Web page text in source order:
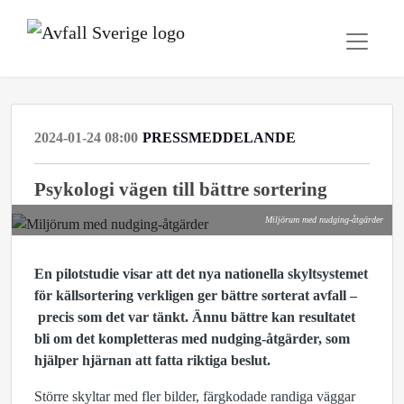
2024-01-24 08:00 PRESSMEDDELANDE
Psykologi vägen till bättre sortering
Miljörum med nudging-åtgärder
En pilotstudie visar att det nya nationella skyltsystemet
för källsortering verkligen ger bättre sorterat avfall –
precis som det var tänkt. Ännu bättre kan resultatet
bli om det kompletteras med nudging-åtgärder, som
hjälper hjärnan att fatta riktiga beslut.
Större skyltar med fler bilder, färgkodade randiga väggar